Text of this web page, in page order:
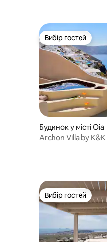
Вибір гостей
Вибір гостей
Будинок у місті Oia
Archon Villa by K&K
Вибір гостей
Вибір гостей